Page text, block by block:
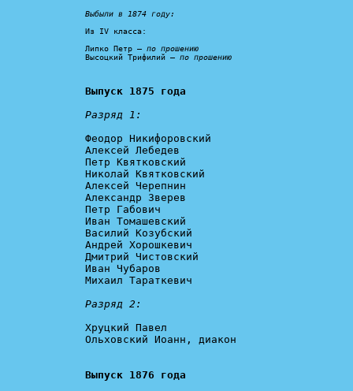
Выбыли в 1874 году:
Из IV класса:
Липко Петр — по прошению
Высоцкий Трифилий — по прошению
Выпуск 1875 года
Разряд 1:
Феодор Никифоровский
Алексей Лебедев
Петр Квятковский
Николай Квятковский
Алексей Черепнин
Александр Зверев
Петр Габович
Иван Томашевский
Василий Козубский
Андрей Хорошкевич
Дмитрий Чистовский
Иван Чубаров
Михаил Тараткевич
Разряд 2:
Хруцкий Павел
Ольховский Иоанн, диакон
Выпуск 1876 года